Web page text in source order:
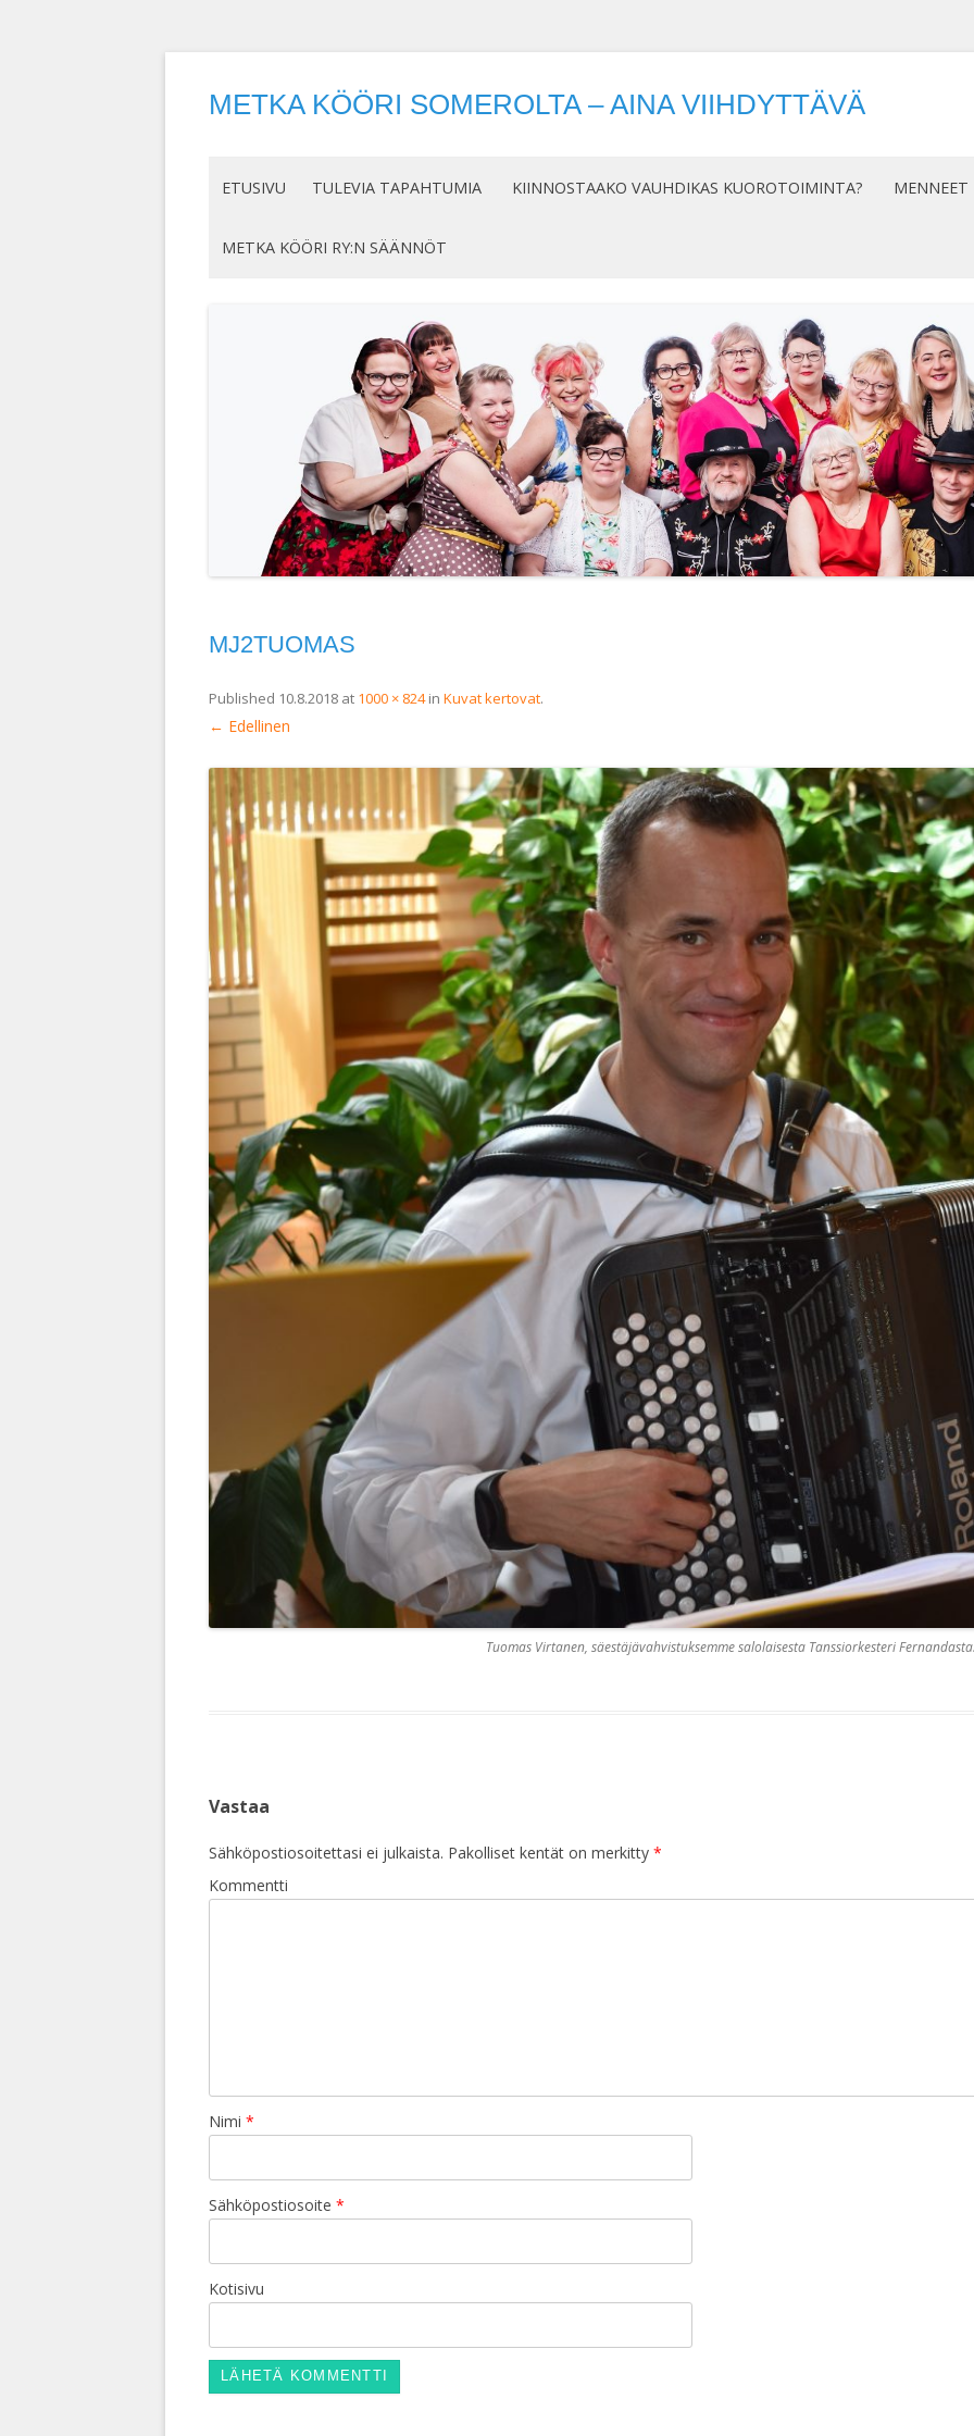
METKA KÖÖRI SOMEROLTA – AINA VIIHDYTTÄVÄ
sisältöön
ETUSIVU TULEVIA TAPAHTUMIA KIINNOSTAAKO VAUHDIKAS KUOROTOIMINTA? MENNEET
METKA KÖÖRI RY:N SÄÄNNÖT
MJ2TUOMAS
Published 10.8.2018 at 1000 × 824in Kuvat kertovat.
← Edellinen
Tuomas Virtanen, säestäjävahvistuksemme salolaisesta Tanssiorkesteri
Vastaa
Sähköpostiosoitettasi ei julkaista. Pakolliset kentät on merkitty *
Kommentti
Nimi *
Sähköpostiosoite *
Kotisivu